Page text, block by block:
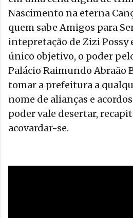
Nascimento na eterna
quem sabe Amigos para
intepretação de Zizi Possy
único objetivo, o poder
Palácio Raimundo Abraão
tomar a prefeitura a
nome de alianças e
poder vale desertar,
acovardar-se.